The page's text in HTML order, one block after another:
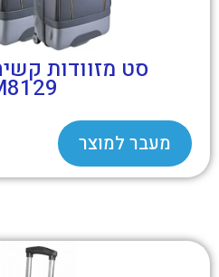
סט מזוודות
מעבר למוצר